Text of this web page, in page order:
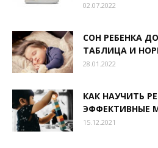
02.07.2022
СОН РЕБЕНКА
ТАБЛИЦА И
28.01.2022
КАК НАУЧИТЬ
ЭФФЕКТИВНЫЕ
15.12.2021